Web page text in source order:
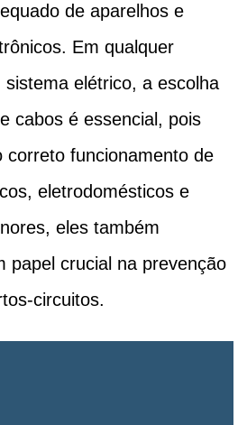
de aparelhos e
Em qualquer
elétrico, a escolha
cabos é essencial, pois
correto funcionamento de
eletrodomésticos e
eles também
papel crucial na prevenção
circuitos.